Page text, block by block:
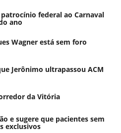
federal ao Carnaval
ano
Wagner está sem foro
Jerônimo ultrapassou ACM
da Vitória
e sugere que pacientes sem
exclusivos